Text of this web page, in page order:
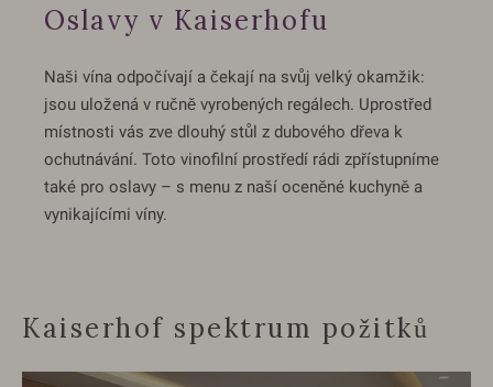
Oslavy v Kaiserhofu
Naši vína odpočívají a čekají na svůj velký okamžik:
jsou uložená v ručně vyrobených regálech. Uprostřed
místnosti vás zve dlouhý stůl z dubového dřeva k
ochutnávání. Toto vinofilní prostředí rádi zpřístupníme
také pro oslavy – s menu z naší oceněné kuchyně a
vynikajícími víny.
Kaiserhof spektrum požitků